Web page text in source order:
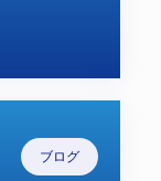
ブログ